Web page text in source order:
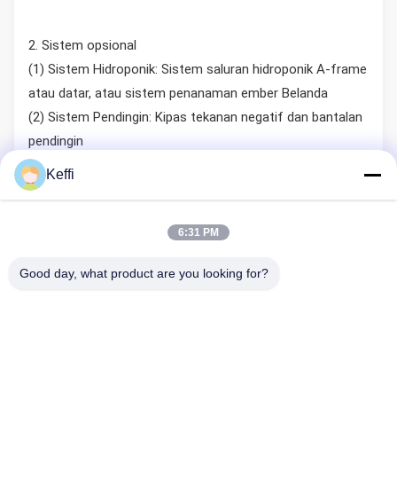
2. Sistem opsional
(1) Sistem Hidroponik: Sistem saluran hidroponik A-frame
atau datar, atau sistem penanaman ember Belanda
(2) Sistem Pendingin: Kipas tekanan negatif dan bantalan
pendingin
(3) Sistem Irigasi: Irigasi tetes atau percikan
(4) Sistem Naungan: Sistem naungan dalam dan luar,
(5) Sistem Pencahayaan: Lampu tumbuh tanaman LED
Keffi
6:31 PM
Good day, what product are you looking for?